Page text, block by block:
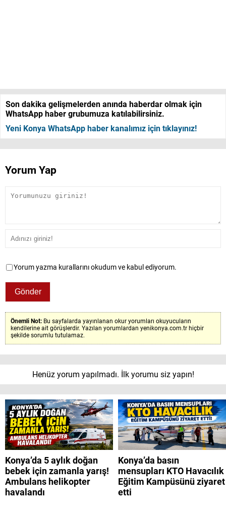
Son dakika gelişmelerden anında haberdar olmak için
WhatsApp haber grubumuza katılabilirsiniz.
Yeni Konya WhatsApp haber kanalımız için tıklayınız!
Yorum Yap
Yorum yazma kurallarını okudum ve kabul ediyorum.
Önemli Not: Bu sayfalarda yayınlanan okur yorumları okuyucuların
kendilerine ait görüşlerdir. Yazılan yorumlardan yenikonya.com.tr hiçbir
şekilde sorumlu tutulamaz.
Henüz yorum yapılmadı. İlk yorumu siz yapın!
Konya’da 5 aylık doğan
bebek için zamanla yarış!
Ambulans helikopter
havalandı
Konya’da basın
mensupları KTO Havacılık
Eğitim Kampüsünü ziyaret
etti